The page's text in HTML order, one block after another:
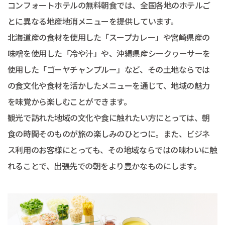
コンフォートホテルの無料朝食では、全国各地のホテルご
とに異なる地産地消メニューを提供しています。
北海道産の食材を使用した「スープカレー」や宮崎県産の
味噌を使用した「冷や汁」や、沖縄県産シークヮーサーを
使用した「ゴーヤチャンプルー」など、その土地ならでは
の食文化や食材を活かしたメニューを通じて、地域の魅力
を味覚から楽しむことができます。
観光で訪れた地域の文化や食に触れたい方にとっては、朝
食の時間そのものが旅の楽しみのひとつに。また、ビジネ
ス利用のお客様にとっても、その地域ならではの味わいに触
れることで、出張先での朝をより豊かなものにします。